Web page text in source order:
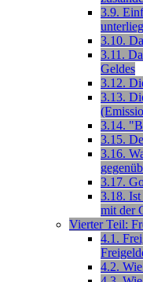
3.9.
3.10.
3.11.
Geldes
3.12.
3.13.
3.14.
3.15.
3.16.
3.17.
3.18.
mit der
Vierter Teil:
4.1.
4.2.